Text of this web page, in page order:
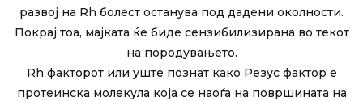
развој на Rh болест останува под дадени околности.
Покрај тоа, мајката ќе биде сензибилизирана во текот
на породувањето.
Rh факторот или уште познат како Резус фактор е
протеинска молекула која се наоѓа на површината на